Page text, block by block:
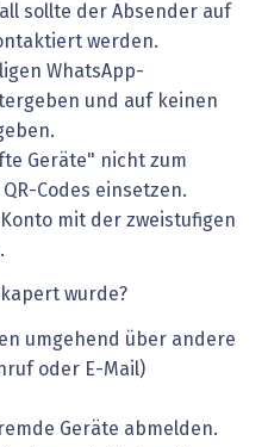
sollte der Absender auf
werden.
WhatsApp-
und auf keinen
Geräte" nicht zum
Codes einsetzen.
mit der zweistufigen
wurde?
umgehend über andere
oder E-Mail)
Geräte abmelden.